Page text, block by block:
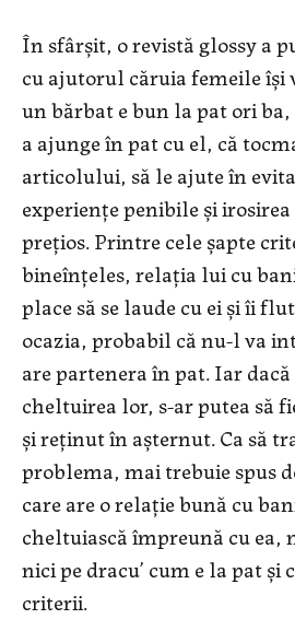
În sfârşit, o revistă glossy a
cu ajutorul căruia femeile îşi
un bărbat e bun la pat ori
a ajunge în pat cu el, că
articolului, să le ajute în
experienţe penibile şi
preţios. Printre cele şapte
bineînţeles, relaţia lui cu
place să se laude cu ei şi îi
ocazia, probabil că nu-l va
are partenera în pat. Iar
cheltuirea lor, s-ar putea să
şi reţinut în aşternut. Ca să
problema, mai trebuie spus
care are o relaţie bună cu
cheltuiască împreună cu ea,
nici pe dracu’ cum e la pat şi
criterii.